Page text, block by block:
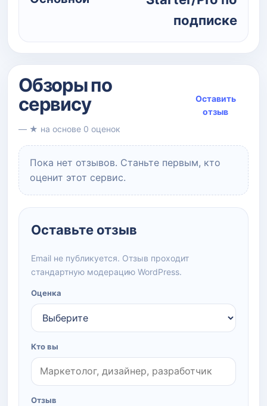
подписке
Обзоры по
сервису
— ★ на основе 0 оценок
Оставить
отзыв
Пока нет отзывов. Станьте первым, кто
оценит этот сервис.
Оставьте отзыв
Email не публикуется. Отзыв проходит
стандартную модерацию WordPress.
Оценка
Кто вы
Отзыв